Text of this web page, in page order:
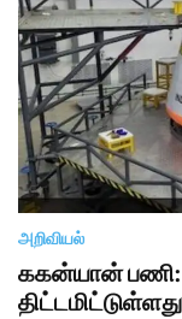
அறிவியல்
ககன்யான் பணி: